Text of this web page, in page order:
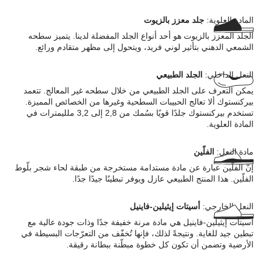
المادة العلوية: جلد معزز بالزيوت
الجلد المعزز بالزيوت هو أحد أنواع الجلد المفضلة لدينا. يتميز سطحه
الشمعي الدهني بتأثير لوني فريد، ويتحول إلى مظهر متقادم ورائع.
النعل الداخلي: الجلد الطبيعي
يمكن التعرف على الجلد الطبيعي من خلال سطحه غير المعالج. تتعمد
بيركنستوك ألا تعالج الحبيبات السطحية وغيرها من الخصائص المميزة.
تستخدم بيركنستوك جلدًا قويًا بسُمك من 2,8 إلى 3,2 ملليمترات في
المادة العلوية.
مادة النعل: الفلّين
إنّ الفلّين عبارة عن مادة مستدامة مستخرجة من طبقة لحاء شجر بلّوط
الفلّين. هذا المنتج الطبيعي عازل ويوفر تبطينًا جيدًا جدًا.
النعل الخارجي: أسيتات إيثيلين-فاينيل
أسيتات إيثيلين-فاينيل هي مادة مرنة خفيفة جدًا وذات جودة عالية مع
تبطين جيد للغاية. ونتيجةً لذلك، فإنها تُخفّف من التعرّجات البسيطة في
الأرضية وتضمن أن تكون كل خطوة مبطّنة ببطانة رقيقة.